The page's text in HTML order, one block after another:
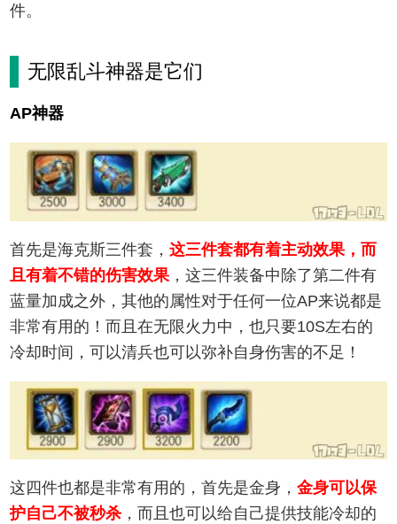
件。
无限乱斗神器是它们
AP神器
首先是海克斯三件套，这三件套都有着主动效果，而
且有着不错的伤害效果，这三件装备中除了第二件有
蓝量加成之外，其他的属性对于任何一位AP来说都是
非常有用的！而且在无限火力中，也只要10S左右的
冷却时间，可以清兵也可以弥补自身伤害的不足！
这四件也都是非常有用的，首先是金身，金身可以保
护自己不被秒杀 ，而且也可以给自己提供技能冷却的